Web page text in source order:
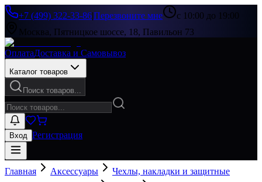
+7 (499) 322-33-86|Перезвоните мне
с 10:00 до 19:00
Москва, Пятницкое шоссе, 18, Павильон 73
ОплатаДоставка и Самовывоз
Каталог товаров
Поиск товаров...
Вход Регистрация
Главная Аксессуары
Чехлы, накладки и защитные